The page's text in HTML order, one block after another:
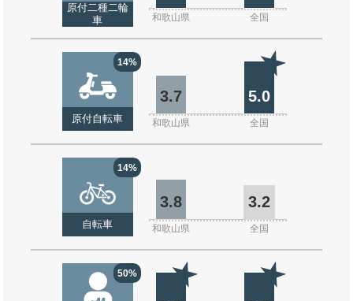
原付二種二輪
車
和歌山県 全国
14%
原付自転車
3.7 5.0
和歌山県 全国
14%
自転車
3.8 3.2
和歌山県 全国
50%